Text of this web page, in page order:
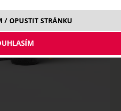
/ OPUSTIT STRÁNKU